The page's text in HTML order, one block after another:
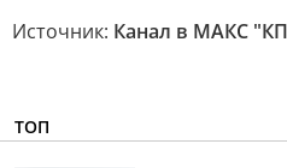
Источник: Канал в МАКС
ТОП